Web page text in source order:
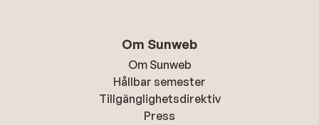
Om Sunweb
Om Sunweb
Hållbar semester
Tillgänglighetsdirektiv
Press